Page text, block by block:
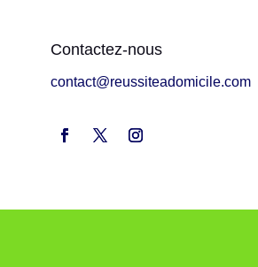
Contactez-nous
contact@reussiteadomicile.com